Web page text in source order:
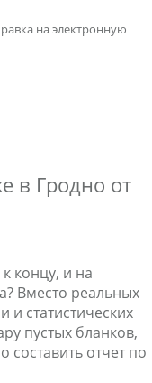
на электронную
в Гродно от
концу, и на
Вместо реальных
и статистических
пустых бланков,
составить отчет по